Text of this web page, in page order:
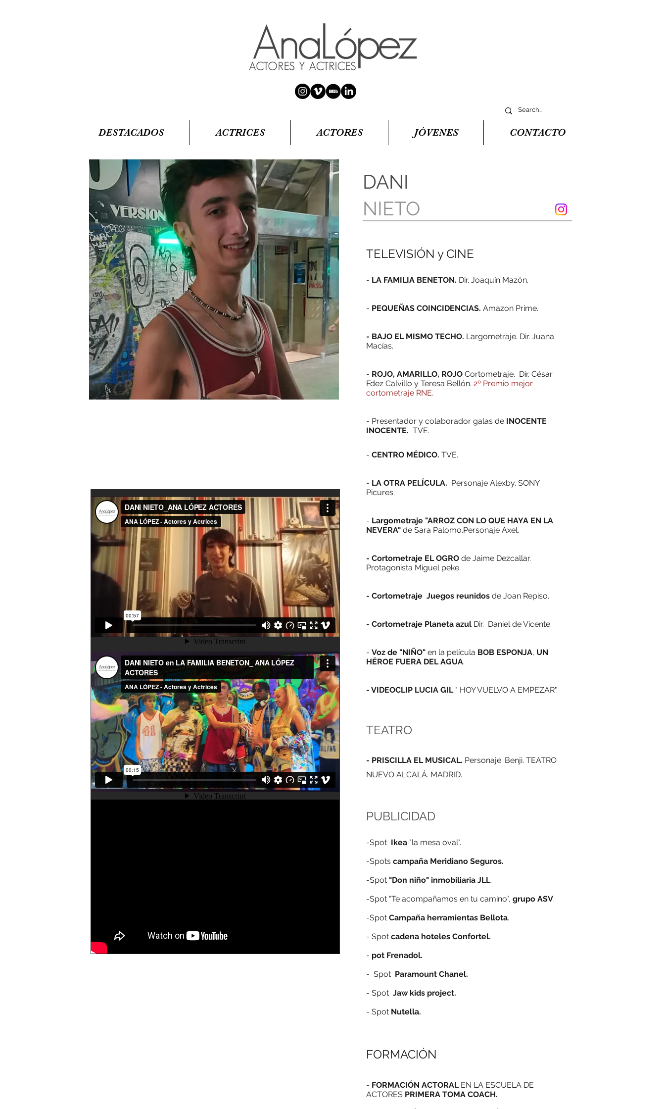
DESTACADOS ACTRICES ACTORES JÓVENES CONTACTO
DANI
NIETO
TELEVISIÓN y CINE
- LA FAMILIA BENETON. Dir. Joaquín Mazón.
- PEQUEÑAS COINCIDENCIAS. Amazon Prime.
- BAJO EL MISMO TECHO. Largometraje. Dir. Juana
Macías.
- ROJO, AMARILLO, ROJO Cortometraje. Dir. César
Fdez Calvillo y Teresa Bellón. 2º Premio mejor
cortometraje RNE.
- Presentador y colaborador galas de INOCENTE
INOCENTE. TVE.
- CENTRO MÉDICO. TVE.
- LA OTRA PELÍCULA. Personaje Alexby. SONY
Picures.
- Largometraje "ARROZ CON LO QUE HAYA EN LA
NEVERA" de Sara Palomo.Personaje Axel.
- Cortometraje EL OGRO de Jaime Dezcallar.
Protagonista Miguel peke.
- Cortometraje Juegos reunidos de Joan Repiso.
- Cortometraje Planeta azul Dir. Daniel de Vicente.
- Voz de "NIÑO" en la película BOB ESPONJA, UN
HÉROE FUERA DEL AGUA.
- VIDEOCLIP LUCIA GIL" HOY VUELVO A EMPEZAR".
TEATRO
- PRISCILLA EL MUSICAL. Personaje: Benji. TEATRO
NUEVO ALCALÁ. MADRID.
PUBLICIDAD
-Spot Ikea "la mesa oval".
-Spots campaña Meridiano Seguros.
-Spot "Don niño" inmobiliaria JLL.
-Spot "Te acompañamos en tu camino", grupo ASV.
-Spot Campaña herramientas Bellota.
- Spot cadena hoteles Confortel.
- pot Frenadol.
- Spot Paramount Chanel.
- Spot Jaw kids project.
- Spot Nutella.
FORMACIÓN
- FORMACIÓN ACTORAL EN LA ESCUELA DE
ACTORES PRIMERA TOMA COACH.